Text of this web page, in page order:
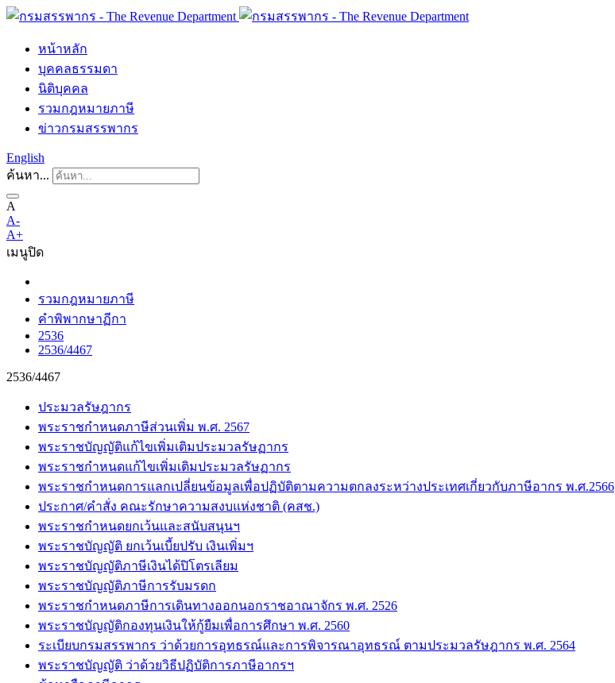
หน้าหลัก
บุคคลธรรมดา
นิติบุคคล
รวมกฎหมายภาษี
ข่าวกรมสรรพากร
English
ค้นหา...
A
A-
A+
เมนูปิด
รวมกฎหมายภาษี
คำพิพากษาฏีกา
2536
2536/4467
2536/4467
ประมวลรัษฎากร
พระราชกำหนดภาษีส่วนเพิ่ม พ.ศ. 2567
พระราชบัญญัติแก้ไขเพิ่มเติมประมวลรัษฏากร
พระราชกำหนดแก้ไขเพิ่มเติมประมวลรัษฏากร
พระราชกำหนดการแลกเปลี่ยนข้อมูลเพื่อปฏิบัติตามความตกลงระหว่างประเทศเกี่ยวกับภาษีอากร พ.ศ.2566
ประกาศ/คำสั่ง คณะรักษาความสงบแห่งชาติ (คสช.)
พระราชกำหนดยกเว้นและสนับสนุนฯ
พระราชบัญญัติ ยกเว้นเบี้ยปรับ เงินเพิ่มฯ
พระราชบัญญัติภาษีเงินได้ปิโตรเลียม
พระราชบัญญัติภาษีการรับมรดก
พระราชกำหนดภาษีการเดินทางออกนอกราชอาณาจักร พ.ศ. 2526
พระราชบัญญัติกองทุนเงินให้กู้ยืมเพื่อการศึกษา พ.ศ. 2560
ระเบียบกรมสรรพากร ว่าด้วยการอุทธรณ์และการพิจารณาอุทธรณ์ ตามประมวลรัษฎากร พ.ศ. 2564
พระราชบัญญัติ ว่าด้วยวิธีปฏิบัติการภาษีอากรฯ